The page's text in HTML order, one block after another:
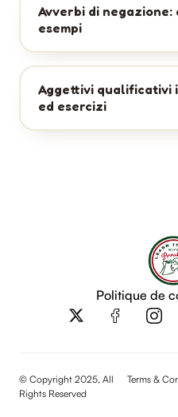
Avverbi di negazione:
esempi
Aggettivi qualificativi
ed esercizi
Politique de
X
-
i
t
© Copyright 2025, All
Rights Reserved
Terms &